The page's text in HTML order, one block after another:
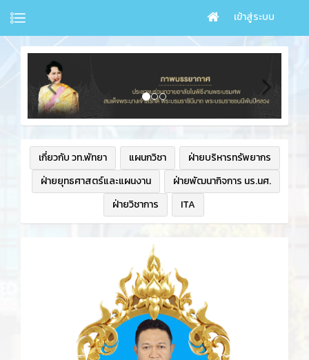
เข้าสู่ระบบ
เกี่ยวกับ วท.พัทยา แผนกวิชา
ฝ่ายบริหารทรัพยากร
ฝ่ายยุทธศาสตร์และแผนงาน
ฝ่ายพัฒนากิจการ นร.นศ.
ฝ่ายวิชาการ
ITA